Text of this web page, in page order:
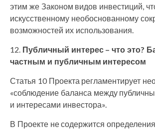
этим же Законом видов инвестиций,
искусственному необоснованному
возможностей их использования.
12. Публичный интерес – что это?
частным и публичным интересом
Статья 10 Проекта регламентирует
«соблюдение баланса между
и интересами инвестора».
В Проекте не содержится